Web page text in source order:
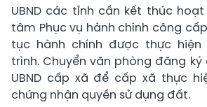
UBND các tỉnh cần kết thúc
tâm Phục vụ hành chính công
tục hành chính được thực
trình. Chuyển văn phòng đăng
UBND cấp xã để cấp xã thực
chứng nhận quyền sử dụng đất.